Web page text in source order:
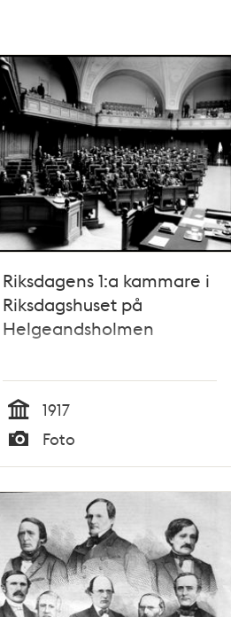
Riksdagens 1:a kammare i
Riksdagshuset på
Helgeandsholmen
Tid
1917
Typ
Foto